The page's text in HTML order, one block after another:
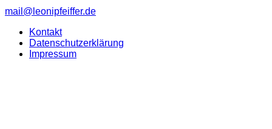
mail@leonipfeiffer.de
Kontakt
Datenschutzerklärung
Impressum